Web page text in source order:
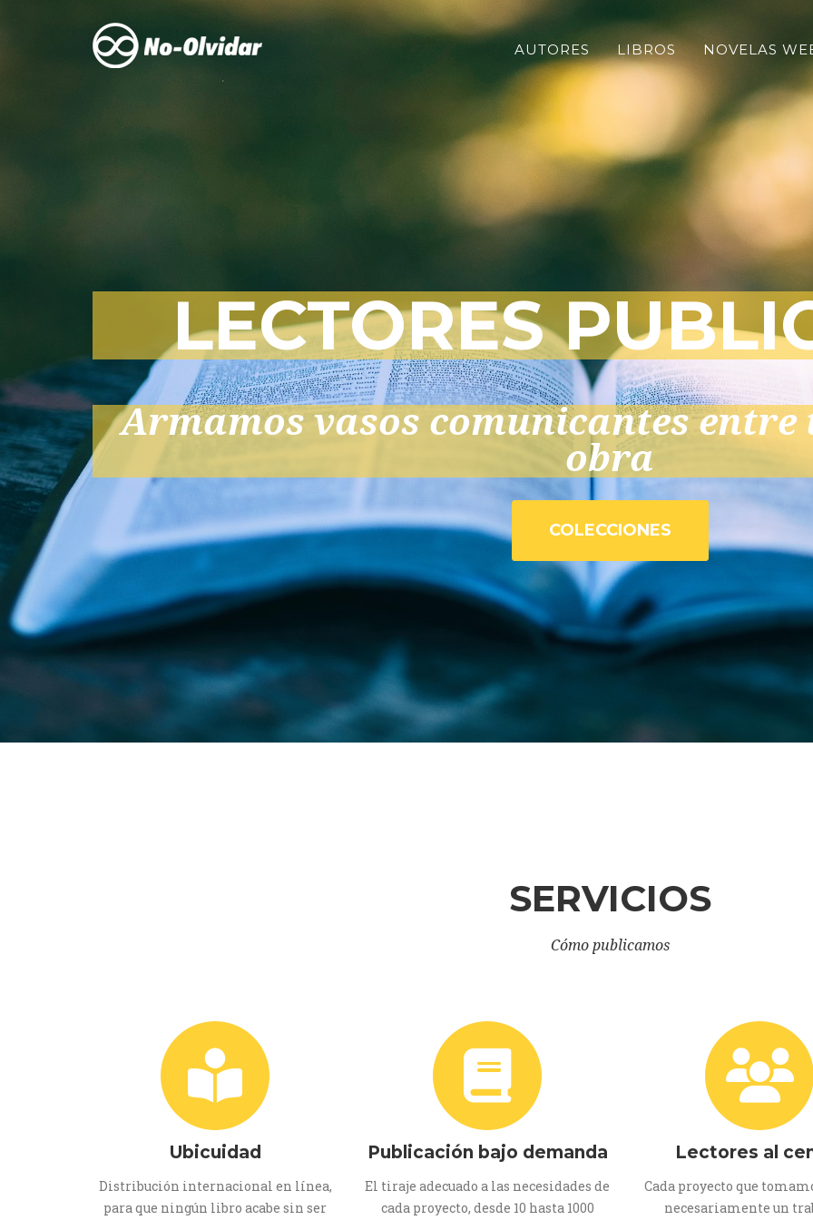
AUTORES LIBROS NOVELAS
LECTORES
Armamos vasos comunicantes entre
obra
COLECCIONES
SERVICIOS
Cómo publicamos
Ubicuidad
Distribución internacional en línea,
para que ningún libro acabe sin ser
Publicación bajo demanda
El tiraje adecuado a las necesidades de
cada proyecto, desde 10 hasta 1000
Lectores al
Cada proyecto que
necesariamente un